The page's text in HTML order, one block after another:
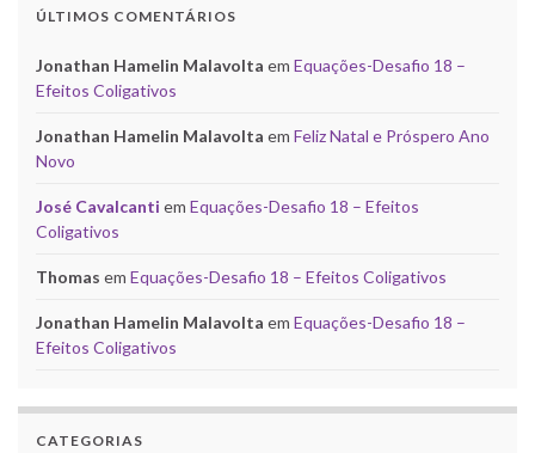
ÚLTIMOS COMENTÁRIOS
Jonathan Hamelin Malavolta em Equações-Desafio 18 –
Efeitos Coligativos
Jonathan Hamelin Malavolta em Feliz Natal e Próspero Ano
Novo
José Cavalcanti em Equações-Desafio 18 – Efeitos
Coligativos
Thomas em Equações-Desafio 18 – Efeitos Coligativos
Jonathan Hamelin Malavolta em Equações-Desafio 18 –
Efeitos Coligativos
CATEGORIAS